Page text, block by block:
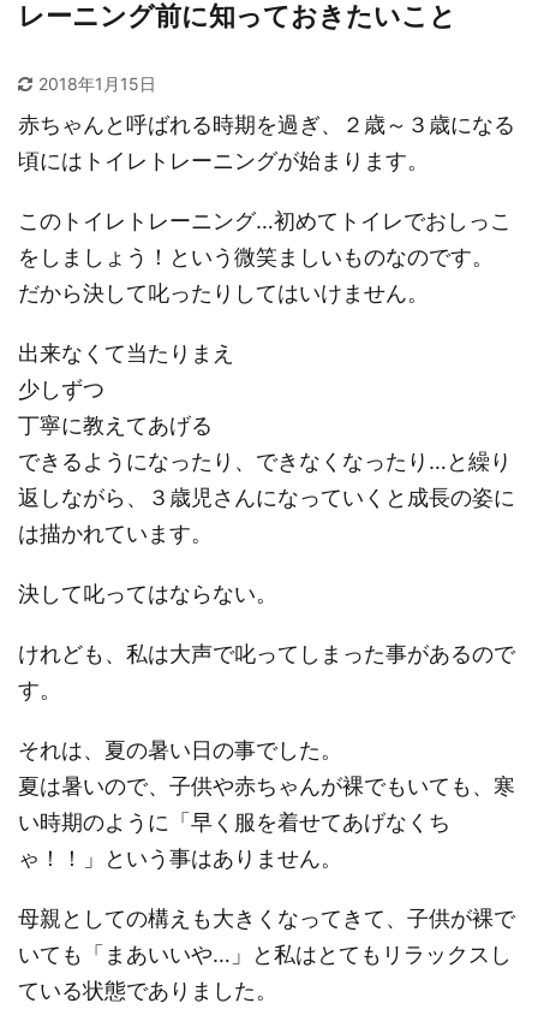
レーニング前に知っておきたいこと
2018年1月15日
赤ちゃんと呼ばれる時期を過ぎ、２歳～３歳になる
頃にはトイレトレーニングが始まります。
このトイレトレーニング…初めてトイレでおしっこ
をしましょう！という微笑ましいものなのです。
だから決して叱ったりしてはいけません。
出来なくて当たりまえ
少しずつ
丁寧に教えてあげる
できるようになったり、できなくなったり…と繰り
返しながら、３歳児さんになっていくと成長の姿に
は描かれています。
決して叱ってはならない。
けれども、私は大声で叱ってしまった事があるので
す。
それは、夏の暑い日の事でした。
夏は暑いので、子供や赤ちゃんが裸でもいても、寒
い時期のように「早く服を着せてあげなくち
ゃ！！」という事はありません。
母親としての構えも大きくなってきて、子供が裸で
いても「まあいいや…」と私はとてもリラックスし
ている状態でありました。